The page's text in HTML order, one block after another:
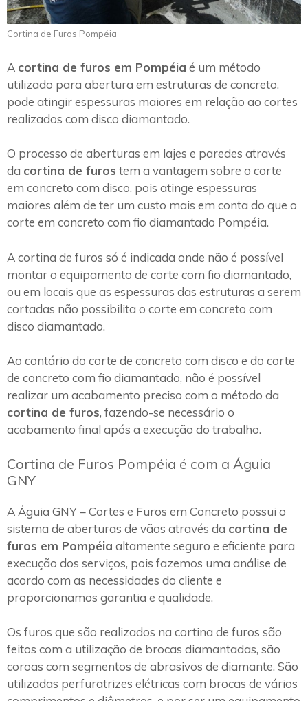
Cortina de Furos Pompéia
A cortina de furos em Pompéia é um método
utilizado para abertura em estruturas de concreto,
pode atingir espessuras maiores em relação ao cortes
realizados com disco diamantado.
O processo de aberturas em lajes e paredes através
da cortina de furos tem a vantagem sobre o corte
em concreto com disco, pois atinge espessuras
maiores além de ter um custo mais em conta do que o
corte em concreto com fio diamantado Pompéia.
A cortina de furos só é indicada onde não é possível
montar o equipamento de corte com fio diamantado,
ou em locais que as espessuras das estruturas a serem
cortadas não possibilita o corte em concreto com
disco diamantado.
Ao contário do corte de concreto com disco e do corte
de concreto com fio diamantado, não é possível
realizar um acabamento preciso com o método da
cortina de furos, fazendo-se necessário o
acabamento final após a execução do trabalho.
Cortina de Furos Pompéia é com a Águia
GNY
A Águia GNY – Cortes e Furos em Concreto possui o
sistema de aberturas de vãos através da cortina de
furos em Pompéia altamente seguro e eficiente para
execução dos serviços, pois fazemos uma análise de
acordo com as necessidades do cliente e
proporcionamos garantia e qualidade.
Os furos que são realizados na cortina de furos são
feitos com a utilização de brocas diamantadas, são
coroas com segmentos de abrasivos de diamante. São
utilizadas perfuratrizes elétricas com brocas de vários